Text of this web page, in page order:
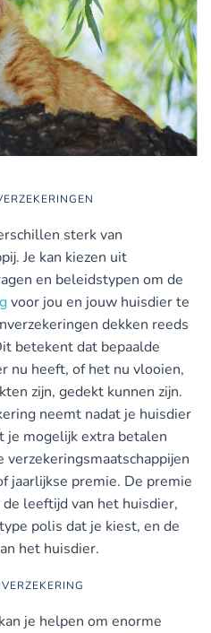
sterk van
Je kan kiezen uit
en beleidstypen om de
voor jou en jouw huisdier te
dekken reeds
betekent dat bepaalde
nu heeft, of het nu vlooien,
zijn, gedekt kunnen zijn.
neemt nadat je huisdier
je mogelijk extra betalen
jaarlijkse premie. De premie
leeftijd van het huisdier,
polis dat je kiest, en de
het huisdier.
je helpen om enorme